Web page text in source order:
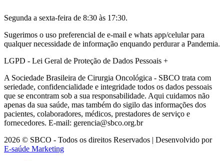
Segunda a sexta-feira de 8:30 às 17:30.
Sugerimos o uso preferencial de e-mail e whats app/celular para
qualquer necessidade de informação enquando perdurar a Pandemia.
LGPD - Lei Geral de Proteção de Dados Pessoais +
A Sociedade Brasileira de Cirurgia Oncológica - SBCO trata com
seriedade, confidencialidade e integridade todos os dados pessoais
que se encontram sob a sua responsabilidade. Aqui cuidamos não
apenas da sua saúde, mas também do sigilo das informações dos
pacientes, colaboradores, médicos, prestadores de serviço e
fornecedores. E-mail: gerencia@sbco.org.br
2026 © SBCO - Todos os direitos Reservados | Desenvolvido por
E-saúde Marketing